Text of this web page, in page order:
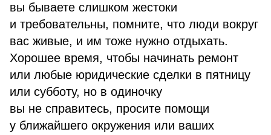
вы бываете слишком жестоки
и требовательны, помните, что люди вокруг
вас живые, и им тоже нужно отдыхать.
Хорошее время, чтобы начинать ремонт
или любые юридические сделки в пятницу
или субботу, но в одиночку
вы не справитесь, просите помощи
у ближайшего окружения или ваших